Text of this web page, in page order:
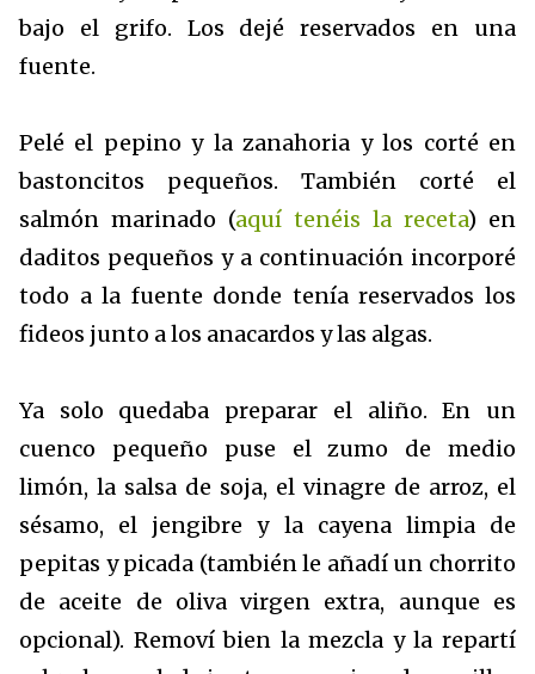
bajo el grifo. Los dejé reservados en una
fuente.
Pelé el pepino y la zanahoria y los corté en
bastoncitos pequeños. También corté el
salmón marinado (aquí tenéis la receta) en
daditos pequeños y a continuación incorporé
todo a la fuente donde tenía reservados los
fideos junto a los anacardos y las algas.
Ya solo quedaba preparar el aliño. En un
cuenco pequeño puse el zumo de medio
limón, la salsa de soja, el vinagre de arroz, el
sésamo, el jengibre y la cayena limpia de
pepitas y picada (también le añadí un chorrito
de aceite de oliva virgen extra, aunque es
opcional). Removí bien la mezcla y la repartí